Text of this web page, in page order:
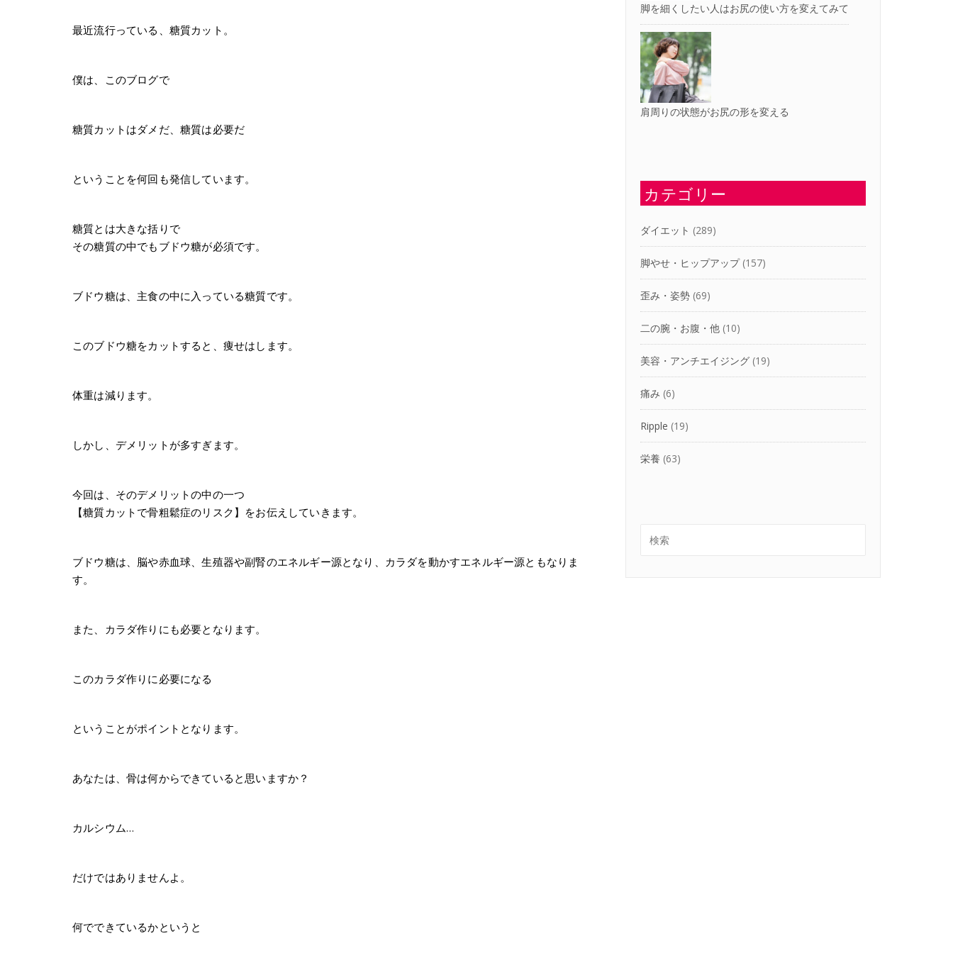
最近流行っている、糖質カット。
僕は、このブログで
糖質カットはダメだ、糖質は必要だ
ということを何回も発信しています。
糖質とは大きな括りで
その糖質の中でもブドウ糖が必須です。
ブドウ糖は、主食の中に入っている糖質です。
このブドウ糖をカットすると、痩せはします。
体重は減ります。
しかし、デメリットが多すぎます。
今回は、そのデメリットの中の一つ
【糖質カットで骨粗鬆症のリスク】をお伝えしていきます。
ブドウ糖は、脳や赤血球、生殖器や副腎のエネルギー源となり、カラダを動かすエネルギー源ともなりま
す。
また、カラダ作りにも必要となります。
このカラダ作りに必要になる
ということがポイントとなります。
あなたは、骨は何からできていると思いますか？
カルシウム…
だけではありませんよ。
何でできているかというと
脚を細くしたい人はお尻の使い方を変えてみて
肩周りの状態がお尻の形を変える
カテゴリー
ダイエット (289)
脚やせ・ヒップアップ(157)
歪み・姿勢 (69)
二の腕・お腹・他 (10)
美容・アンチエイジング (19)
痛み (6)
Ripple (19)
栄養 (63)